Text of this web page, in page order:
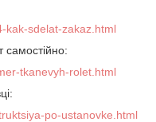
kak-sdelat-zakaz.html
самостійно:
tkanevyh-rolet.html
po-ustanovke.html